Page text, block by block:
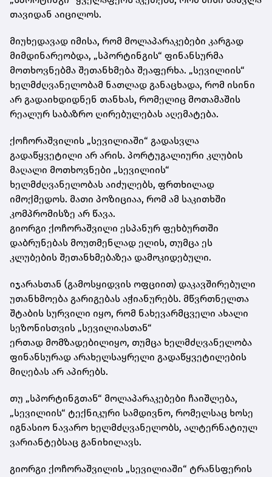
თავიდან აიცილოს.
მიუხედავად იმისა, რომ მოლაპარაკებები კარგად
მიმდინარეობდა, „სპორტინგის“ ფინანსურმა
მოთხოვნებმა შეთანხმება შეაფერხა. „სევილიის“
ხელმძღვანელობამ ნათლად განაცხადა, რომ ისინი
არ გადაიხდიდნენ თანხას, რომელიც მოთამაშის
რეალურ საბაზრო ღირებულებას აღემატება.
ქოჩორაშვილის „სევილიაში“ გადასვლა
გადაწყვეტილი არ არის. პორტუგალიური კლუბის
მაღალი მოთხოვნები „სევილიის“
ხელმძღვანელობას აიძულებს, ფრთხილად
იმოქმედოს. მათი პოზიციაა, რომ ამ საკითხში
კომპრომისზე არ წავა.
გიორგი ქოჩორაშვილი ესპანურ ფეხბურთში
დაბრუნებას მოუთმენლად ელის, თუმცა ეს
კლუბების შეთანხმებაზეა დამოკიდებული.
იჯარასთან (გამოსყიდვის ოფციით) დაკავშირებული
უთანხმოება გარიგებას აჭიანურებს. მწვრთნელთა
შტაბის სურვილი იყო, რომ ნახევარმცველი ახალი
სეზონისთვის „სევილიასთან“
ერთად მომზადებილიყო, თუმცა ხელმძღვანელობა
ფინანსურად არახელსაყრელი გადაწყვეტილების
მიღებას არ აპირებს.
თუ „სპორტინგთან“ მოლაპარაკებები ჩაიშლება,
„სევილიის“ ტექნიკური სამდივნო, რომელსაც ხოსე
იგნასიო ნავარო ხელმძღვანელობს, ალტერნატიულ
ვარიანტებსაც განიხილავს.
გიორგი ქოჩორაშვილის „სევილიაში“ ტრანსფერის